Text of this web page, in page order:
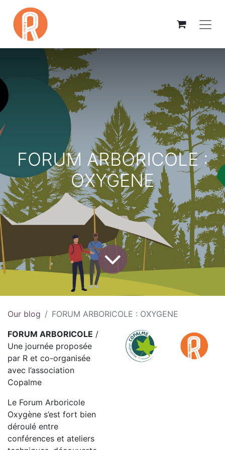
FORUM ARBORICOLE :
OXYGENE
Our blog
FORUM ARBORICOLE : OXYGENE
FORUM ARBORICOLE /
Une journée proposée
par R et co-organisée
avec l’association
Copalme
Le Forum Arboricole
Oxygène s’est fort bien
déroulé entre
conférences et ateliers